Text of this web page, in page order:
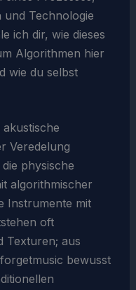
Technologie
ich dir, wie dieses
Algorithmen hier
wie du selbst
Veredelung
physische
algorithmischer
Instrumente mit
oft
Texturen; aus
bewusst